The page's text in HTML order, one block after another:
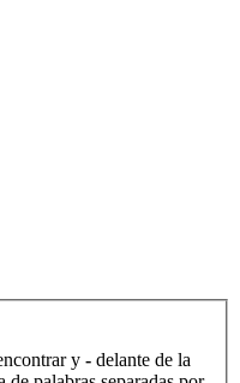
y - delante de la